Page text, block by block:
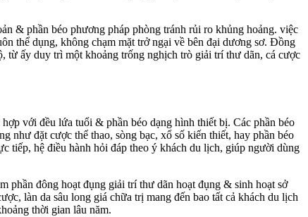
& phần béo phương pháp phòng tránh rủi ro khủng hoảng. việc
thể dụng, không chạm mặt trở ngại về bên đại dương sơ. Đồng
từ ấy duy trì một khoảng trống nghịch trò giải trí thư dãn, cá cược
với đều lứa tuổi & phần béo dạng hình thiết bị. Các phần béo
như đặt cược thể thao, sòng bạc, xổ số kiến thiết, hay phần béo
tiếp, hệ điều hành hỏi đáp theo ý khách du lịch, giúp người dùng
phần đông hoạt đụng giải trí thư dãn hoạt đụng & sinh hoạt sở
làn da sâu long giá chữa trị mang đến bao tất cả khách du lịch
thời gian lâu năm.